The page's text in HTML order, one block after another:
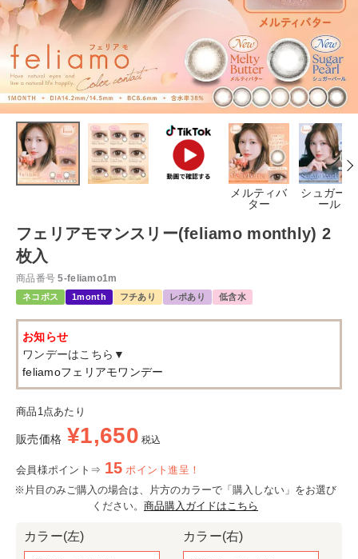
メルティバ
ター
シュガーパ
ール
フェリアモマンスリー(feliamo monthly) 2
枚入
商品番号 5-feliamo1m
ネコポス 1month フチあり レポあり 低含水
お知らせ
ワンデーはこちら▼
feliamoフェリアモワンデー
商品1点あたり
販売価格 ¥1,650 税込
会員様ポイント⇒ 15 ポイント進呈！
※片目のみご購入の場合は、片方のカラーで「購入しない」をお選び
ください。 商品購入ガイドはこちら
カラー(左) カラー(右)